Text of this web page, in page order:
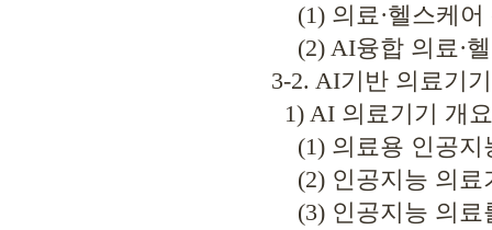
(1) 의료·헬스케어
(2) AI융합 의료·헬
3-2. AI기반 의료기
1) AI 의료기기 개요
(1) 의료용 인공지
(2) 인공지능 의료
(3) 인공지능 의료